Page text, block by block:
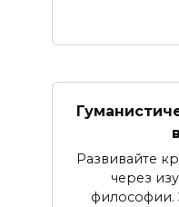
Развивайте
через
философии.